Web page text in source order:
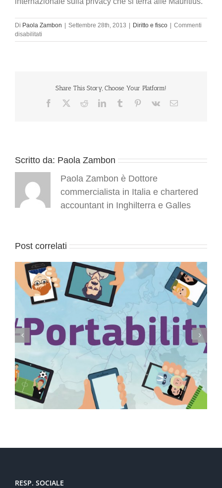
Di Paola Zambon Settembre 28th, 2013 Diritto e fisco
Commenti
disabilitati
Una
più
in
proposte
per
Share This Story, Choose Your Platform!
Facebook RedditLinkedInTumblr Pinterest
Vk Email
Scritto da: Paola Zambon
Paola Zambon è Dottore
commercialista in Italia e chartered
accountant in Inghilterra e Galles
Post correlati
Conservazione elettronica documenti a rilevanza
tributaria: termini
RESP. SOCIALE